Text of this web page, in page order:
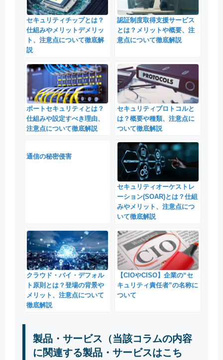
セキュリティチップとは？
仕組みやメリットデメリッ
ト、注意点について徹底解
説
認証制度取得支援サービス
とは？メリットや概要、注
意点について徹底解説
ポートセキュリティとは？
仕組みや設定すべき理由、
注意点について徹底解説
セキュリティプロトコルと
は？概要や種類、注意点に
ついて徹底解説
通信の秘密侵害
セキュリティオーケストレ
ーション(SOAR)とは？仕組
みやメリット、注意点につ
いて徹底解説
クラウド・バイ・デフォル
ト原則とは？登場の背景や
メリット、注意点について
徹底解説
【CIOやCISO】企業の“セ
キュリティ責任者”の名称に
ついて
製品・サービス（当該コラムの内容
に関連する製品・サービスはこち